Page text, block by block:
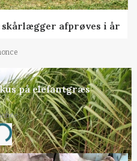
afprøves i år
på elefantgræs